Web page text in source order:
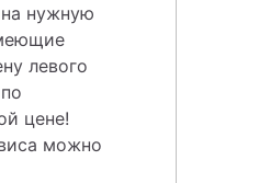
нужную
левого
цене!
можно